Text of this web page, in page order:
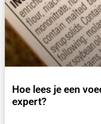
Hoe lees je een
expert?